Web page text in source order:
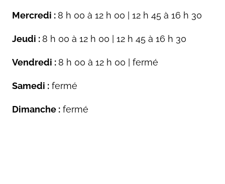
Mercredi : 8 h 00 à 12 h 00 | 12 h 45 à 16 h 30
Jeudi : 8 h 00 à 12 h 00 | 12 h 45 à 16 h 30
Vendredi : 8 h 00 à 12 h 00 | fermé
Samedi :fermé
Dimanche :fermé